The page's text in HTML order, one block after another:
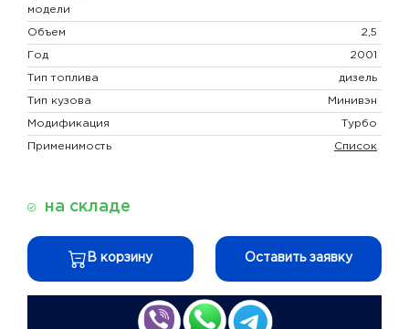
модели
Объем 2,5
Год 2001
Тип топлива дизель
Тип кузова Минивэн
Модификация Турбо
Применимость Список
на складе
В корзину Оставить заявку